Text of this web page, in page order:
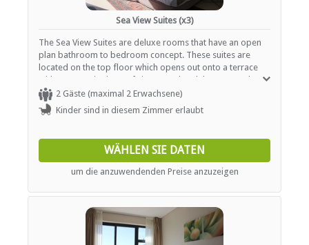
Sea View Suites (x3)
The Sea View Suites are deluxe rooms that have an open
plan bathroom to bedroom concept. These suites are
located on the top floor which opens out onto a terrace
with panoramic views of Lions Head and the ocean. The
sea view suites are equipped with showers.
2 Gäste (maximal 2 Erwachsene)
Kinder sind in diesem Zimmer erlaubt
WÄHLEN SIE DATEN
um die anzuwendenden Preise anzuzeigen